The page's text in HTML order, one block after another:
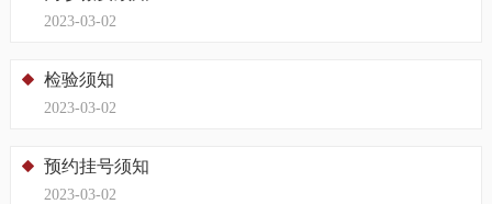
2023-03-02
检验须知
2023-03-02
预约挂号须知
2023-03-02